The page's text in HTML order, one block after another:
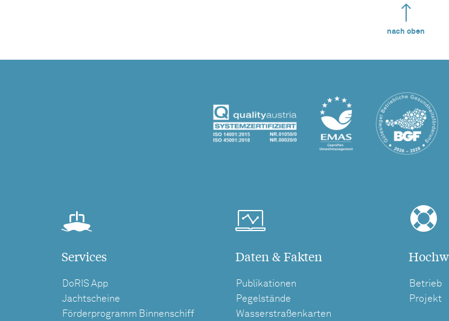
nach oben
Services
DoRIS App
Jachtscheine
Förderprogramm Binnenschiff
Daten & Fakten
Publikationen
Pegelstände
Wasserstraßenkarten
Betrieb
Projekt